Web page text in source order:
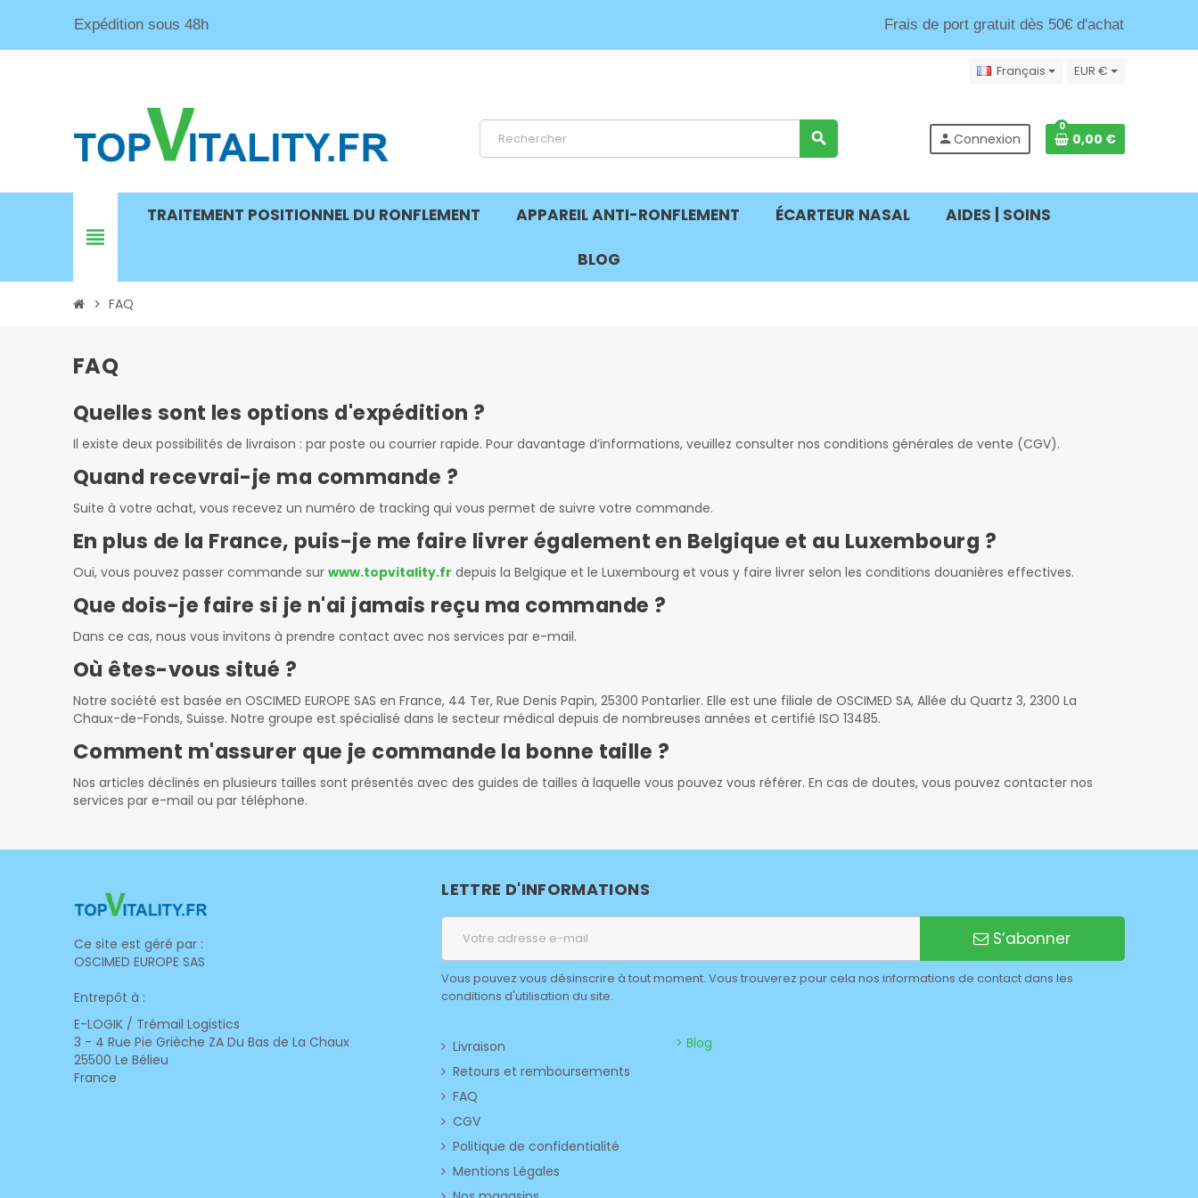
Expédition sous 48h Frais de port gratuit dès 50€ d'achat
Français EUR €
search person Connexion
0
0,00 €
view_headline
TRAITEMENT POSITIONNEL DU RONFLEMENT APPAREIL ANTI-RONFLEMENT ÉCARTEUR NASAL AIDES | SOINS
BLOG
chevron_right FAQ
FAQ
Quelles sont les options d'expédition ?
Il existe deux possibilités de livraison : par poste ou courrier rapide. Pour davantage d’informations, veuillez consulter nos conditions générales de vente (CGV).
Quand recevrai-je ma commande ?
Suite à votre achat, vous recevez un numéro de tracking qui vous permet de suivre votre commande.
En plus de la France, puis-je me faire livrer également en Belgique et au Luxembourg ?
Oui, vous pouvez passer commande sur www.topvitality.fr depuis la Belgique et le Luxembourg et vous y faire livrer selon les conditions douanières effectives.
Que dois-je faire si je n'ai jamais reçu ma commande ?
Dans ce cas, nous vous invitons à prendre contact avec nos services par e-mail.
Où êtes-vous situé ?
Notre société est basée en OSCIMED EUROPE SAS en France, 44 Ter, Rue Denis Papin, 25300 Pontarlier. Elle est une filiale de OSCIMED SA, Allée du Quartz 3, 2300 La
Chaux-de-Fonds, Suisse. Notre groupe est spécialisé dans le secteur médical depuis de nombreuses années et certifié ISO 13485.
Comment m'assurer que je commande la bonne taille ?
Nos articles déclinés en plusieurs tailles sont présentés avec des guides de tailles à laquelle vous pouvez vous référer. En cas de doutes, vous pouvez contacter nos
services par e-mail ou par téléphone.
Ce site est géré par :
OSCIMED EUROPE SAS
Entrepôt à :
E-LOGIK / Trémail Logistics
3 - 4 Rue Pie Grièche ZA Du Bas de La Chaux
25500 Le Bélieu
France
LETTRE D'INFORMATIONS
S’abonner
Vous pouvez vous désinscrire à tout moment. Vous trouverez pour cela nos informations de contact dans les
conditions d'utilisation du site.
Livraison
Retours et remboursements
FAQ
CGV
Politique de confidentialité
Mentions Légales
> Blog